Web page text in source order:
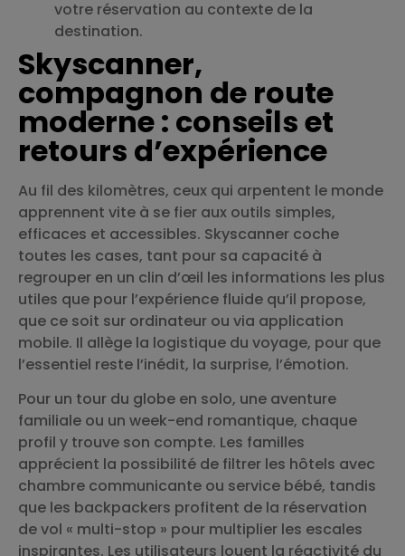
votre réservation au contexte de la
destination.
Skyscanner,
compagnon de route
moderne : conseils et
retours d’expérience
Au fil des kilomètres, ceux qui arpentent le monde
apprennent vite à se fier aux outils simples,
efficaces et accessibles. Skyscanner coche
toutes les cases, tant pour sa capacité à
regrouper en un clin d’œil les informations les plus
utiles que pour l’expérience fluide qu’il propose,
que ce soit sur ordinateur ou via application
mobile. Il allège la logistique du voyage, pour que
l’essentiel reste l’inédit, la surprise, l’émotion.
Pour un tour du globe en solo, une aventure
familiale ou un week-end romantique, chaque
profil y trouve son compte. Les familles
apprécient la possibilité de filtrer les hôtels avec
chambre communicante ou service bébé, tandis
que les backpackers profitent de la réservation
de vol « multi-stop » pour multiplier les escales
inspirantes. Les utilisateurs louent la réactivité du